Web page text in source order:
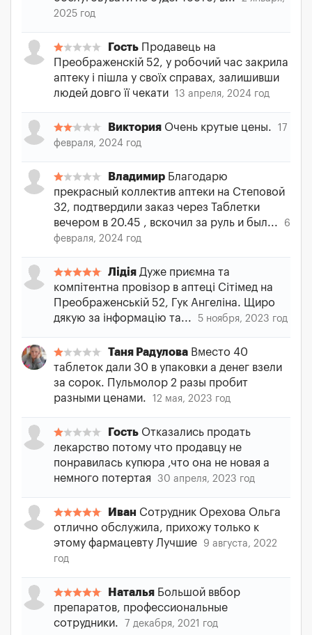
2025 год
Гость Продавець на
Преображенскій 52, у робочий час закрила
аптеку і пішла у своїх справах, залишивши
людей довго її чекати
13 апреля, 2024 год
Виктория Очень крутые цены.
17
февраля, 2024 год
Владимир Благодарю
прекрасный коллектив аптеки на Степовой
32, подтвердили заказ через Таблетки
вечером в 20.45 , вскочил за руль и был...
6
февраля, 2024 год
Лідія Дуже приємна та
компітентна провізор в аптеці Сітімед на
Преображенській 52, Гук Ангеліна. Щиро
дякую за інформацію та...
5 ноября, 2023 год
Таня Радулова Вместо 40
таблеток дали 30 в упаковки а денег взели
за сорок. Пульмолор 2 разы пробит
разными ценами.
12 мая, 2023 год
Гость Отказались продать
лекарство потому что продавцу не
понравилась купюра ,что она не новая а
немного потертая
30 апреля, 2023 год
Иван Сотрудник Орехова Ольга
отлично обслужила, прихожу только к
этому фармацевту Лучшие
9 августа, 2022
год
Наталья Большой ввбор
препаратов, профессиональные
сотрудники.
7 декабря, 2021 год